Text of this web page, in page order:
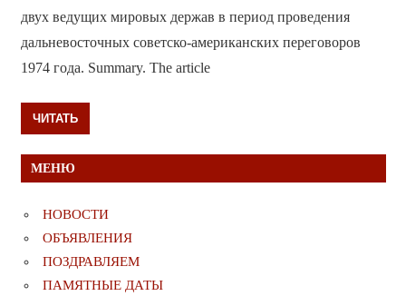
двух ведущих мировых держав в период проведения
дальневосточных советско-американских переговоров
1974 года. Summary. The article
ЧИТАТЬ
МЕНЮ
НОВОСТИ
ОБЪЯВЛЕНИЯ
ПОЗДРАВЛЯЕМ
ПАМЯТНЫЕ ДАТЫ